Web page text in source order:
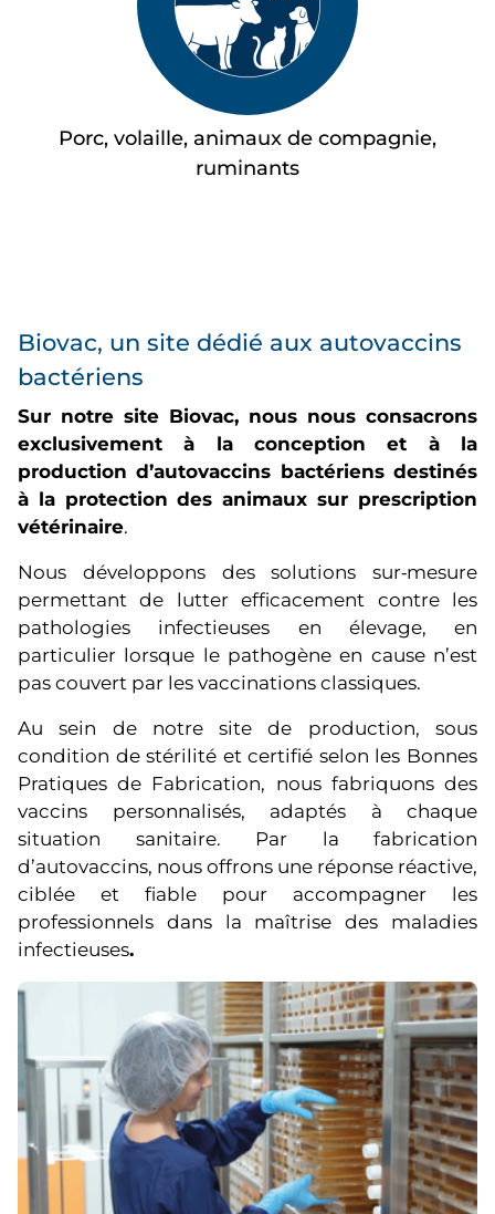
Porc, volaille, animaux de compagnie,
ruminants
Biovac, un site dédié aux autovaccins
bactériens
Sur notre site Biovac, nous nous consacrons
exclusivement à la conception et à la
production d’autovaccins bactériens destinés
à la protection des animaux sur prescription
vétérinaire.
Nous développons des solutions sur‑mesure
permettant de lutter efficacement contre les
pathologies infectieuses en élevage, en
particulier lorsque le pathogène en cause n’est
pas couvert par les vaccinations classiques.
Au sein de notre site de production, sous
condition de stérilité et certifié selon les Bonnes
Pratiques de Fabrication, nous fabriquons des
vaccins personnalisés, adaptés à chaque
situation sanitaire. Par la fabrication
d’autovaccins, nous offrons une réponse réactive,
ciblée et fiable pour accompagner les
professionnels dans la maîtrise des maladies
infectieuses.